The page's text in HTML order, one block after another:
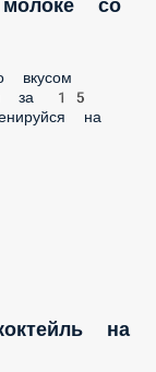
тирамису.
на